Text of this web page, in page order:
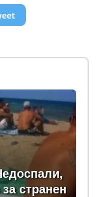
странен